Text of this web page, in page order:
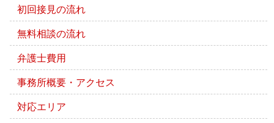
初回接見の流れ
無料相談の流れ
弁護士費用
事務所概要・アクセス
対応エリア